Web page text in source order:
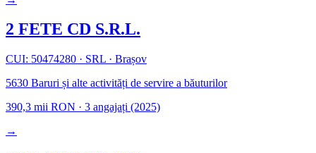
2 FETE CD S.R.L.
CUI: 50474280 · SRL · Brașov
5630 Baruri și alte activități de servire a băuturilor
390,3 mii RON · 3 angajați (2025)
→